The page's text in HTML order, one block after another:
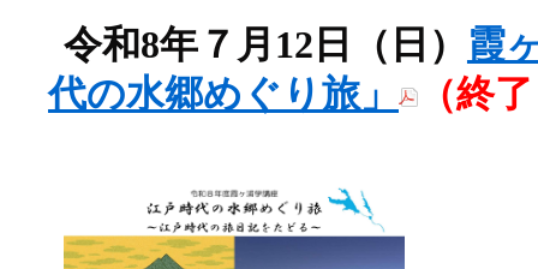
令和8年７月12日（日） 霞
代の水郷めぐり旅」
（終